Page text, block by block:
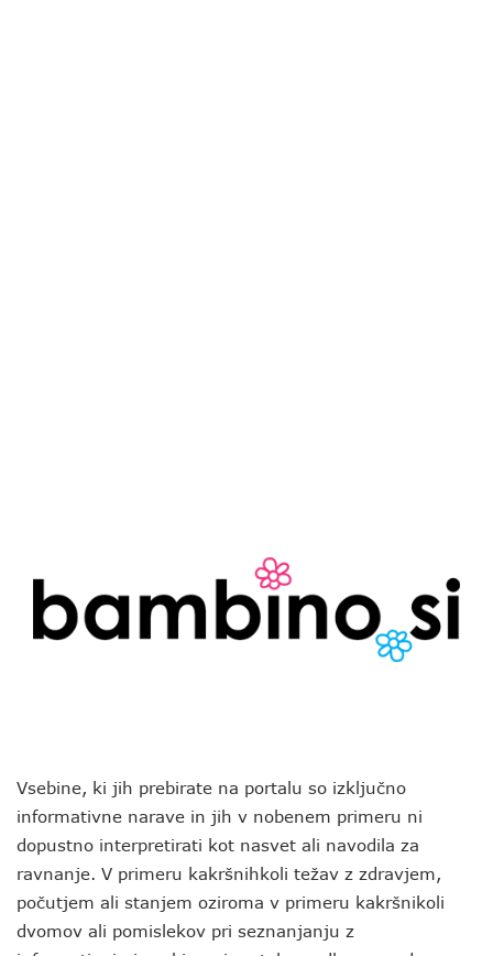
Vsebine, ki jih prebirate na portalu so izključno
informativne narave in jih v nobenem primeru ni
dopustno interpretirati kot nasvet ali navodila za
ravnanje. V primeru kakršnihkoli težav z zdravjem,
počutjem ali stanjem oziroma v primeru kakršnikoli
dvomov ali pomislekov pri seznanjanju z